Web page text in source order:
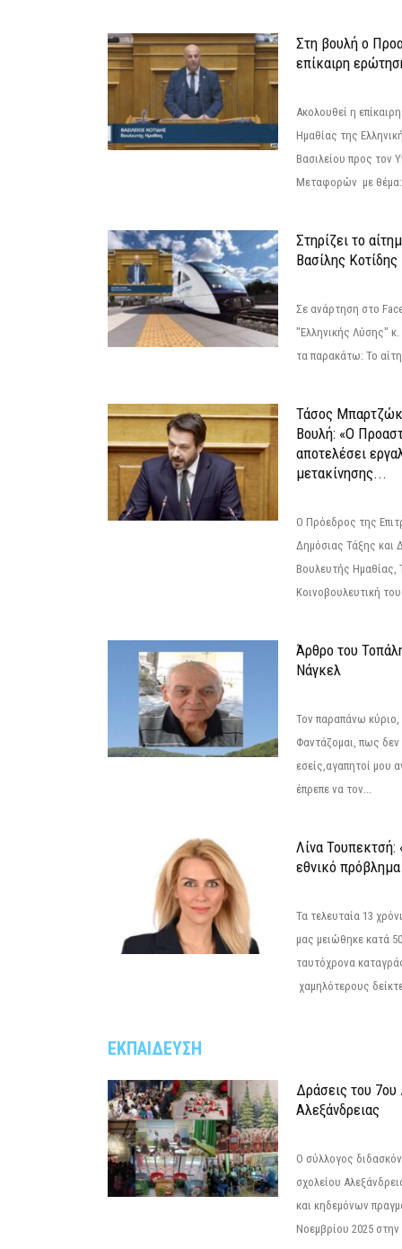
Στη βουλή ο
επίκαιρη
Ακολουθεί η
Ημαθίας της
Βασιλείου προς τον
Μεταφορών με θέμα:
Στηρίζει το
Βασίλης Κοτίδης
Σε ανάρτηση στο
"Ελληνικής Λύσης"
τα παρακάτω: Το
Τάσος
Βουλή: «Ο
αποτελέσει
μετακίνησης...
Ο Πρόεδρος της
Δημόσιας Τάξης και
Βουλευτής
Κοινοβουλευτική
Άρθρο του
Νάγκελ
Τον παραπάνω
Φαντάζομαι, πως δεν
εσείς,αγαπητοί μου
έπρεπε να τον...
Λίνα Τουπεκτσή:
εθνικό πρόβλημα
Τα τελευταία 13
μας μειώθηκε κατά
ταυτόχρονα
χαμηλότερους
ΕΚΠΑΙΔΕΥΣΗ
Δράσεις του 7ου
Αλεξάνδρειας
Ο σύλλογος
σχολείου
και κηδεμόνων
Νοεμβρίου 2025